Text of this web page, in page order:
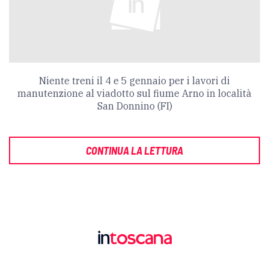
Niente treni il 4 e 5 gennaio per i lavori di
manutenzione al viadotto sul fiume Arno in località
San Donnino (FI)
CONTINUA LA LETTURA